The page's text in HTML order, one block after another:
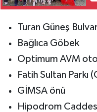
Turan Güneş
Bağlıca Göbek
Optimum AVM
Fatih Sultan Parkı
GİMSA önü
Hipodrom